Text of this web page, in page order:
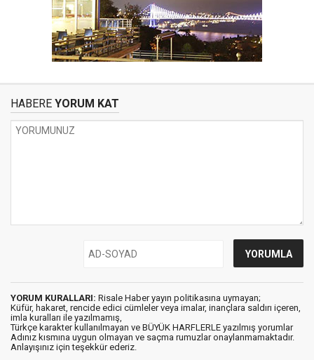
HABERE YORUM KAT
YORUM KURALLARI: Risale Haber yayın politikasına uymayan;
Küfür, hakaret, rencide edici cümleler veya imalar, inançlara saldırı içeren,
imla kuralları ile yazılmamış,
Türkçe karakter kullanılmayan ve BÜYÜK HARFLERLE yazılmış yorumlar
Adınız kısmına uygun olmayan ve saçma rumuzlar onaylanmamaktadır.
Anlayışınız için teşekkür ederiz.